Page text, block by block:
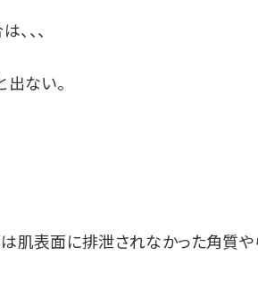
、、
出ない。
肌表面に排泄されなかった角質